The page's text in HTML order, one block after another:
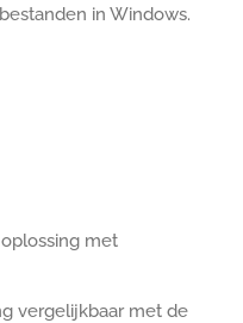
in Windows.
met
vergelijkbaar met de